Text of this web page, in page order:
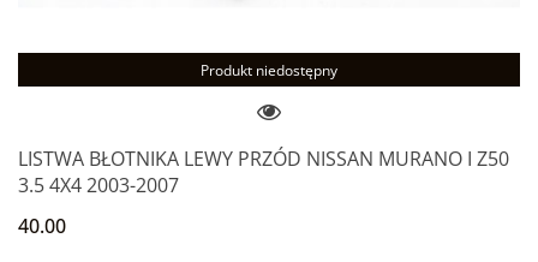
Produkt niedostępny
LISTWA BŁOTNIKA LEWY PRZÓD NISSAN MURANO I Z50
3.5 4X4 2003-2007
40.00